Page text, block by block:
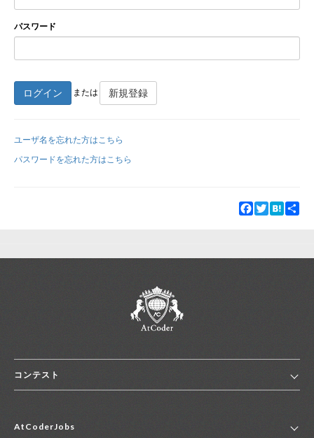
新規登録
パスワード
ログイン または 新規登録
ユーザ名を忘れた方はこちら
パスワードを忘れた方はこちら
Facebook
TwitterHatena
コンテスト
コンテスト一覧
AtCoderJobs